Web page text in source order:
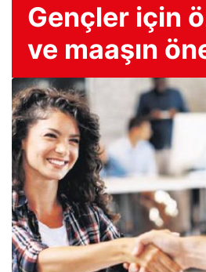
Gençler için
ve maaşın